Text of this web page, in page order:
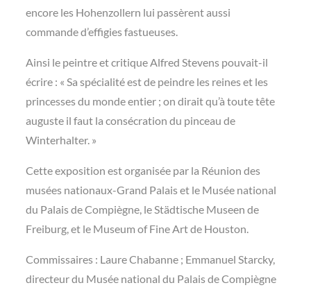
encore les Hohenzollern lui passèrent aussi
commande d’effigies fastueuses.
Ainsi le peintre et critique Alfred Stevens pouvait-il
écrire : « Sa spécialité est de peindre les reines et les
princesses du monde entier ; on dirait qu’à toute tête
auguste il faut la consécration du pinceau de
Winterhalter. »
Cette exposition est organisée par la Réunion des
musées nationaux-Grand Palais et le Musée national
du Palais de Compiègne, le Städtische Museen de
Freiburg, et le Museum of Fine Art de Houston.
Commissaires : Laure Chabanne ; Emmanuel Starcky,
directeur du Musée national du Palais de Compiègne